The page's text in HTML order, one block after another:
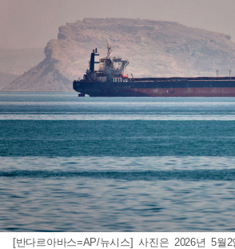
[반다르아바스=AP/뉴시스] 사진은 2026년 5월